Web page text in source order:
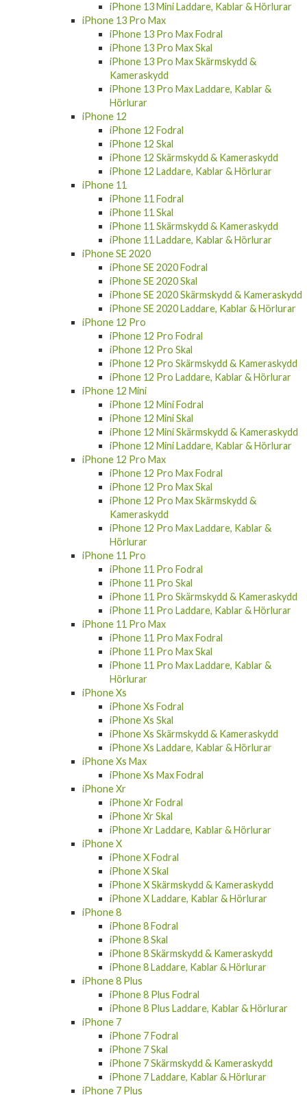
iPhone 13 Pro Max
iPhone 13 Pro Max Fodral
iPhone 13 Pro Max Skal
iPhone 13 Pro Max Skärmskydd &
Kameraskydd
iPhone 13 Pro Max Laddare, Kablar &
Hörlurar
iPhone 12
iPhone 12 Fodral
iPhone 12 Skal
iPhone 12 Skärmskydd & Kameraskydd
iPhone 12 Laddare, Kablar & Hörlurar
iPhone 11
iPhone 11 Fodral
iPhone 11 Skal
iPhone 11 Skärmskydd & Kameraskydd
iPhone 11 Laddare, Kablar & Hörlurar
iPhone SE 2020
iPhone SE 2020 Fodral
iPhone SE 2020 Skal
iPhone SE 2020 Skärmskydd & Kameraskydd
iPhone SE 2020 Laddare, Kablar & Hörlurar
iPhone 12 Pro
iPhone 12 Pro Fodral
iPhone 12 Pro Skal
iPhone 12 Pro Skärmskydd & Kameraskydd
iPhone 12 Pro Laddare, Kablar & Hörlurar
iPhone 12 Mini
iPhone 12 Mini Fodral
iPhone 12 Mini Skal
iPhone 12 Mini Skärmskydd & Kameraskydd
iPhone 12 Mini Laddare, Kablar & Hörlurar
iPhone 12 Pro Max
iPhone 12 Pro Max Fodral
iPhone 12 Pro Max Skal
iPhone 12 Pro Max Skärmskydd &
Kameraskydd
iPhone 12 Pro Max Laddare, Kablar &
Hörlurar
iPhone 11 Pro
iPhone 11 Pro Fodral
iPhone 11 Pro Skal
iPhone 11 Pro Skärmskydd & Kameraskydd
iPhone 11 Pro Laddare, Kablar & Hörlurar
iPhone 11 Pro Max
iPhone 11 Pro Max Fodral
iPhone 11 Pro Max Skal
iPhone 11 Pro Max Laddare, Kablar &
Hörlurar
iPhone Xs
iPhone Xs Fodral
iPhone Xs Skal
iPhone Xs Skärmskydd & Kameraskydd
iPhone Xs Laddare, Kablar & Hörlurar
iPhone Xs Max
iPhone Xs Max Fodral
iPhone Xr
iPhone Xr Fodral
iPhone Xr Skal
iPhone Xr Laddare, Kablar & Hörlurar
iPhone X
iPhone X Fodral
iPhone X Skal
iPhone X Skärmskydd & Kameraskydd
iPhone X Laddare, Kablar & Hörlurar
iPhone 8
iPhone 8 Fodral
iPhone 8 Skal
iPhone 8 Skärmskydd & Kameraskydd
iPhone 8 Laddare, Kablar & Hörlurar
iPhone 8 Plus
iPhone 8 Plus Fodral
iPhone 8 Plus Laddare, Kablar & Hörlurar
iPhone 7
iPhone 7 Fodral
iPhone 7 Skal
iPhone 7 Skärmskydd & Kameraskydd
iPhone 7 Laddare, Kablar & Hörlurar
iPhone 7 Plus
iPhone 7 Plus Fodral